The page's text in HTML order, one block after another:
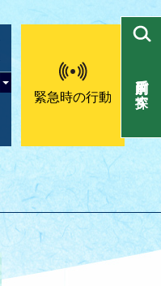
緊急時の行動 目的別で探す